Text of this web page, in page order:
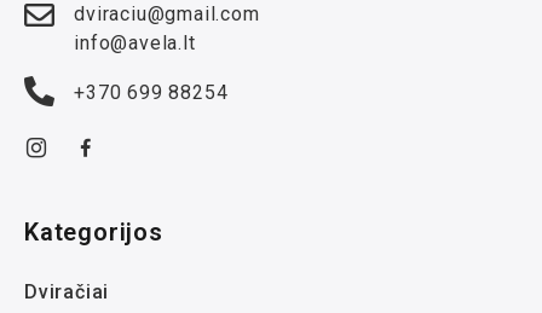
dviraciu@gmail.com
info@avela.lt
+370 699 88254
Kategorijos
Dviračiai